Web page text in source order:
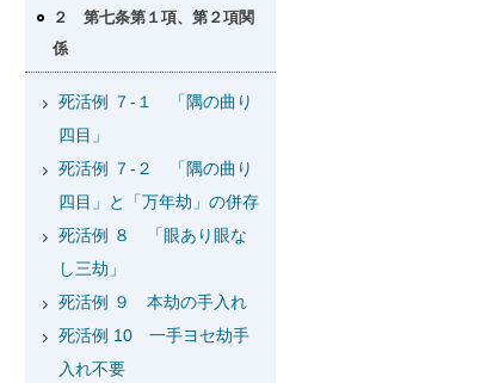
２ 第七条第１項、第２項関
係
死活例 ７-１ 「隅の曲り
四目」
死活例 ７-２ 「隅の曲り
四目」と「万年劫」の併存
死活例 ８ 「眼あり眼な
し三劫」
死活例 ９ 本劫の手入れ
死活例 10 一手ヨセ劫手
入れ不要